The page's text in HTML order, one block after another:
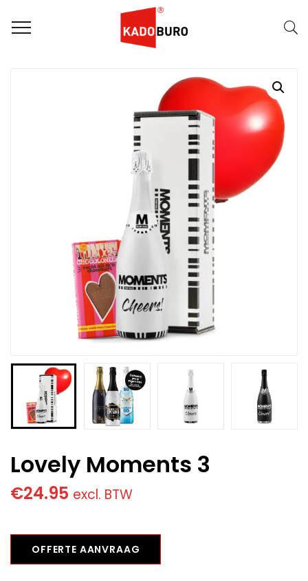
Home
Moments for you pakketten
Lovely Moments 3
€24.95 excl. BTW
OFFERTE AANVRAAG